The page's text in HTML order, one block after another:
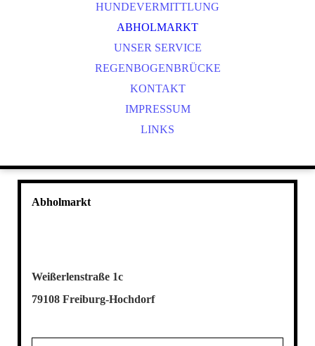
HUNDEVERMITTLUNG
ABHOLMARKT
UNSER SERVICE
REGENBOGENBRÜCKE
KONTAKT
IMPRESSUM
LINKS
Abholmarkt
Weißerlenstraße 1c
79108 Freiburg-Hochdorf